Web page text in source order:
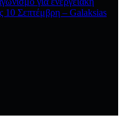
10 Σεπτέμβρη – Galaksias